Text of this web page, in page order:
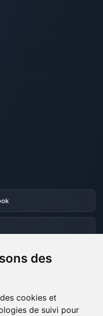
des
cookies et
de suivi pour